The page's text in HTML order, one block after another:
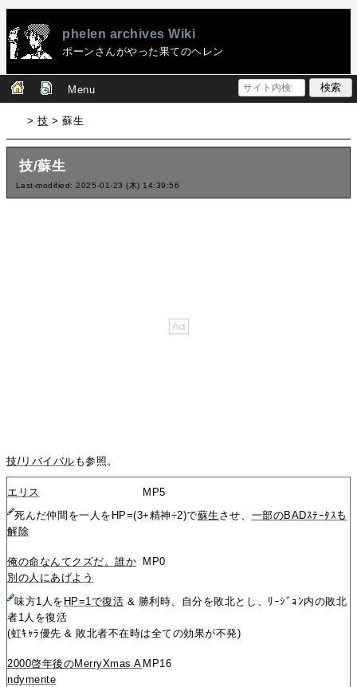
phelen archives Wiki
ポーンさんがやった果てのヘレン
Menu
>技 > 蘇生
技/蘇生
Last-modified: 2025-01-23 (木) 14:39:56
技/リバイバル も参照。
エリス
MP5
死んだ仲間を一人をHP=(3+精神÷2)で蘇生 させ、 一部のBADｽﾃｰﾀｽも
解除
俺の命なんてクズだ。誰か
別の人にあげよう
MP0
味方1人を HP=1で復活 & 勝利時、自分を敗北とし、ﾘｰｼﾞｮﾝ内の敗北
者1人を復活
(虹ｷｬﾗ優先 & 敗北者不在時は全ての効果が不発)
2000啓年後のMerryXmas A
ndymente
MP16